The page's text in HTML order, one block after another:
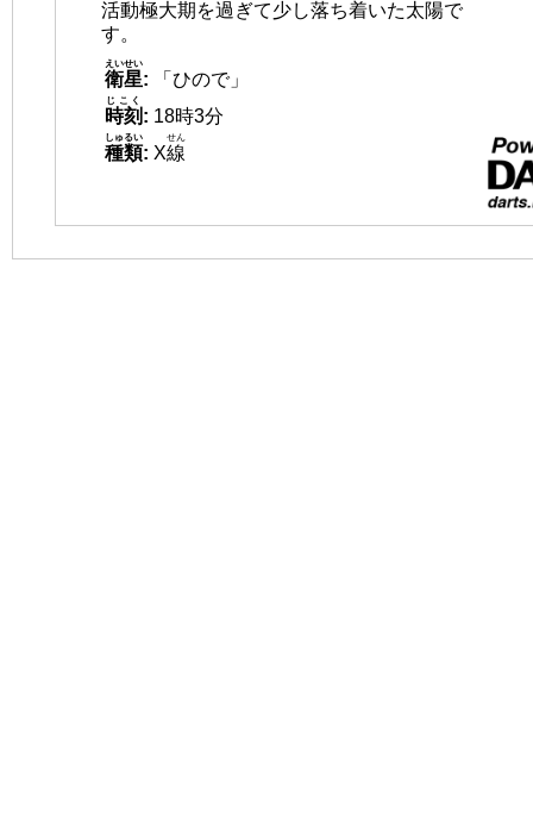
活動極大期を過ぎて少し落ち着いた太陽で
す。
衛星
えいせい
:
「ひので」
時刻
じこく
: 18時3分
種類
しゅるい
: X線
せん